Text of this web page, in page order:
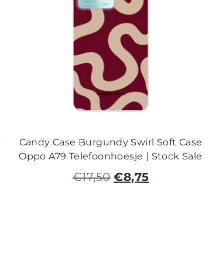
Candy Case Burgundy Swirl Soft Case
Oppo A79 Telefoonhoesje | Stock Sale
€17,50 €8,75